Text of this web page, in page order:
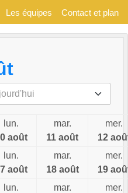
Les équipes Contact et plan
lun.
août
mar.
11 août
mer.
12
lun.
août
mar.
18 août
mer.
19
lun.
mar.
mer.